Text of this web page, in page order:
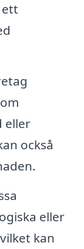
ett
eller
också
eller
kan